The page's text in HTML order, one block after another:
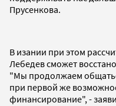
Прусенкова.
В изании при этом
Лебедев сможет
"Мы продолжаем
при первой же
финансирование", -